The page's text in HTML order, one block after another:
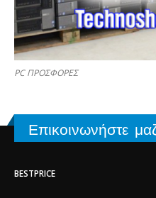
PC ΠΡΟΣΦΟΡΕΣ
Επικοινωνήστε
BESTPRICE